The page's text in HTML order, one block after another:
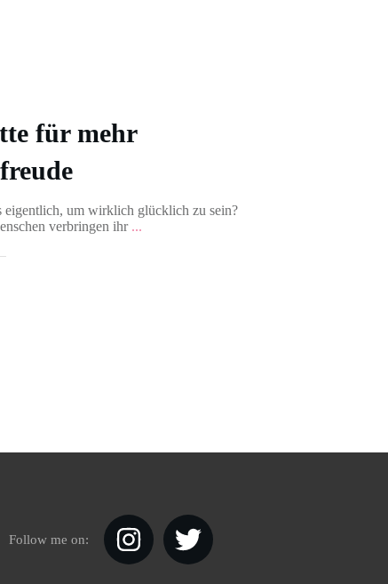
für mehr
eigentlich, um wirklich glücklich zu sein?
verbringen ihr ...
Follow me on: